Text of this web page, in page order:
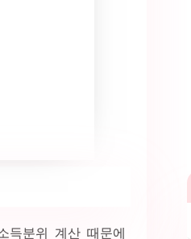
득분위 계산 때문에